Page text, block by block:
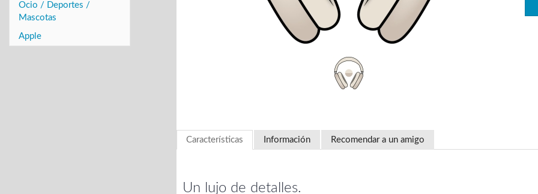
Ocio / Deportes /
Mascotas
Apple
Características Información Recomendar a un amigo
Un lujo de detalles.